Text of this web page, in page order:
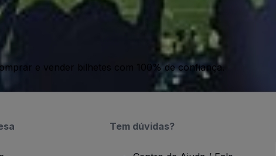
e vender bilhetes com 100% de confiança.
Tem dúvidas?